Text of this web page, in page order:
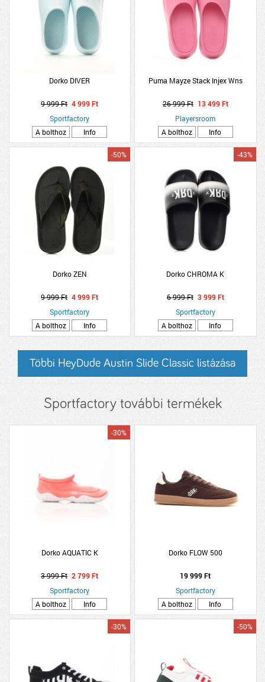
Dorko DIVER
9 999 Ft 4 999 Ft
Sportfactory
A bolthoz
Info
Puma Mayze Stack Injex Wns
26 999 Ft 13 499 Ft
Playersroom
A bolthoz
Info
Dorko ZEN
-50%
9 999 Ft 4 999 Ft
Sportfactory
A bolthoz
Info
Dorko CHROMA K
-43%
6 999 Ft 3 999 Ft
Sportfactory
A bolthoz
Info
Többi HeyDude Austin Slide Classic listázása
Sportfactory további termékek
Dorko AQUATIC K
-30%
3 999 Ft 2 799 Ft
Sportfactory
A bolthoz
Info
Dorko FLOW 500
19 999 Ft
Sportfactory
A bolthoz
Info
-30% -50%